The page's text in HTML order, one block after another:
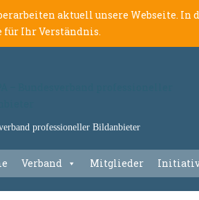
aktuell unsere Webseite.
für Ihr Verständnis.
professioneller Bildanbieter
Verband Mitglieder